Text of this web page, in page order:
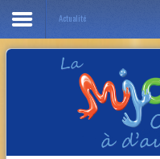
Actualité